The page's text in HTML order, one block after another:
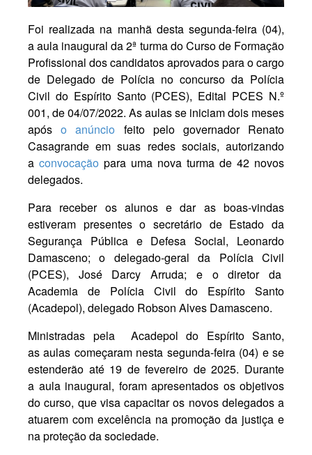
Foi realizada na manhã desta segunda-feira (04),
aaula inaugural da 2ª turma do Curso de Formação
Profissional dos candidatos aprovados para o cargo
de Delegado de Polícia no concurso da Polícia
Civil do Espírito Santo (PCES), Edital PCES N.º
001, de 04/07/2022. Asaulasse iniciam dois meses
apóso anúncio feito pelo governador Renato
Casagrande em suas redes sociais, autorizando
a convocação para uma nova turma de 42 novos
delegados.
Para receber os alunos e dar as boas-vindas
estiveram presentes o secretário de Estado da
Segurança Pública e Defesa Social, Leonardo
Damasceno; o delegado-geral da Polícia Civil
(PCES), José Darcy Arruda; e o diretor da
Academia de Polícia Civil do Espírito Santo
(Acadepol), delegado Robson Alves Damasceno.
Ministradas pela Acadepol do Espírito Santo,
as aulas começaram nesta segunda-feira (04) e se
estenderão até 19 de fevereiro de 2025. Durante
a aula inaugural, foram apresentados os objetivos
do curso, que visa capacitar os novos delegados a
atuarem com excelência na promoção da justiça e
na proteção da sociedade.